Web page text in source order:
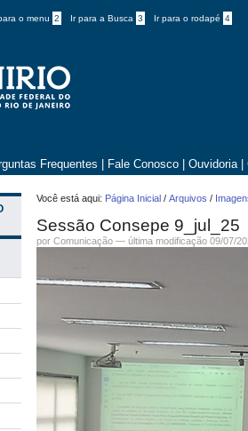
o menu 2 Ir para a Busca 3 Ir para o rodapé 4
Frequentes Fale Conosco Ouvidoria
Você está aqui: Página Inicial /Arquivos /
Sessão Consepe 9_jul_25
porComunicação —última modificação 09/07/